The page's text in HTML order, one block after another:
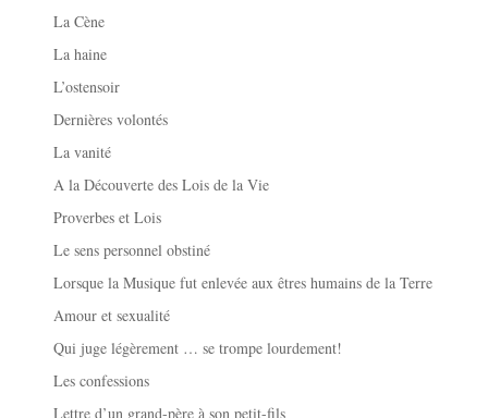
La Cène
La haine
L’ostensoir
Dernières volontés
La vanité
A la Découverte des Lois de la Vie
Proverbes et Lois
Le sens personnel obstiné
Lorsque la Musique fut enlevée aux êtres humains de la Terre
Amour et sexualité
Qui juge légèrement … se trompe lourdement!
Les confessions
Lettre d’un grand-père à son petit-fils